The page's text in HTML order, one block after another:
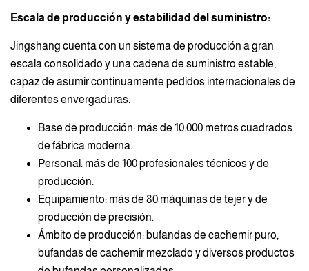
Escala de producción y estabilidad del suministro:
Jingshang cuenta con un sistema de producción a gran
escala consolidado y una cadena de suministro estable,
capaz de asumir continuamente pedidos internacionales de
diferentes envergaduras.
Base de producción: más de 10.000 metros cuadrados
de fábrica moderna.
Personal: más de 100 profesionales técnicos y de
producción.
Equipamiento: más de 80 máquinas de tejer y de
producción de precisión.
Ámbito de producción: bufandas de cachemir puro,
bufandas de cachemir mezclado y diversos productos